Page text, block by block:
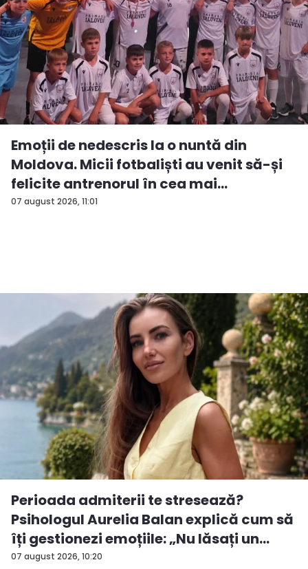
07 august 2026, 11:01
Emoții de nedescris la o nuntă din
Moldova. Micii fotbaliști au venit să-și
felicite antrenorul în cea mai
importan...
07 august 2026, 10:20
Perioada admiterii te stresează?
Psihologul Aurelia Balan explică cum să
îți gestionezi emoțiile: „Nu lăsați un
rezu...